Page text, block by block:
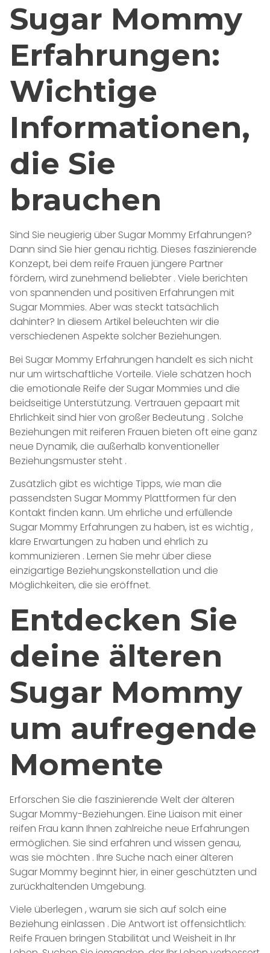
Sugar Mommy
Erfahrungen:
Wichtige
Informationen,
die Sie
brauchen
Sind Sie neugierig über Sugar Mommy Erfahrungen?
Dann sind Sie hier genau richtig. Dieses faszinierende
Konzept, bei dem reife Frauen jüngere Partner
fördern, wird zunehmend beliebter . Viele berichten
von spannenden und positiven Erfahrungen mit
Sugar Mommies. Aber was steckt tatsächlich
dahinter? In diesem Artikel beleuchten wir die
verschiedenen Aspekte solcher Beziehungen.
Bei Sugar Mommy Erfahrungen handelt es sich nicht
nur um wirtschaftliche Vorteile. Viele schätzen hoch
die emotionale Reife der Sugar Mommies und die
beidseitige Unterstützung. Vertrauen gepaart mit
Ehrlichkeit sind hier von großer Bedeutung . Solche
Beziehungen mit reiferen Frauen bieten oft eine ganz
neue Dynamik, die außerhalb konventioneller
Beziehungsmuster steht .
Zusätzlich gibt es wichtige Tipps, wie man die
passendsten Sugar Mommy Plattformen für den
Kontakt finden kann. Um ehrliche und erfüllende
Sugar Mommy Erfahrungen zu haben, ist es wichtig ,
klare Erwartungen zu haben und ehrlich zu
kommunizieren . Lernen Sie mehr über diese
einzigartige Beziehungskonstellation und die
Möglichkeiten, die sie eröffnet.
Entdecken Sie
deine älteren
Sugar Mommy
um aufregende
Momente
Erforschen Sie die faszinierende Welt der älteren
Sugar Mommy-Beziehungen. Eine Liaison mit einer
reifen Frau kann Ihnen zahlreiche neue Erfahrungen
ermöglichen. Sie sind erfahren und wissen genau,
was sie möchten . Ihre Suche nach einer älteren
Sugar Mommy beginnt hier, in einer geschützten und
zurückhaltenden Umgebung.
Viele überlegen , warum sie sich auf solch eine
Beziehung einlassen . Die Antwort ist offensichtlich:
Reife Frauen bringen Stabilität und Weisheit in Ihr